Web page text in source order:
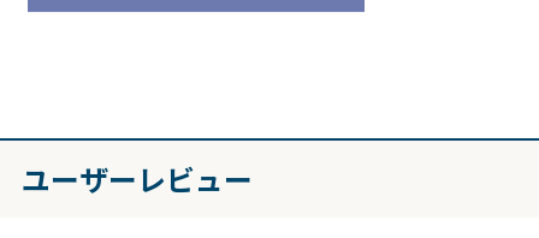
ユーザーレビュー